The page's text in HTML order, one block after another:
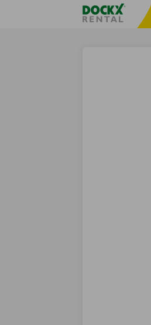
Taalselectie overslaanFratello DEMO